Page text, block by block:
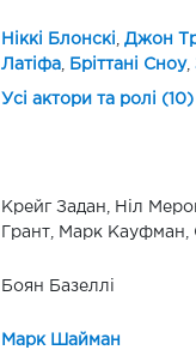
Ніккі Блонскі Джон
Латіфа, Бріттані Сноу,
Усі актори та ролі (10)
Крейг Задан, Ніл
Грант, Марк Кауфман,
Боян Базеллі
Марк Шайман